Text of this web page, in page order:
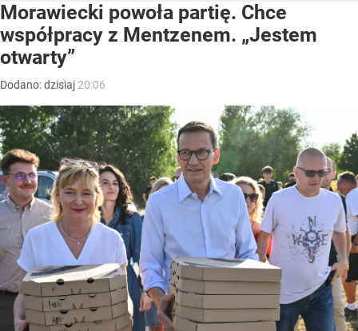
Morawiecki powoła partię. Chce
współpracy z Mentzenem. „Jestem
otwarty”
Dodano:dzisiaj 20:06